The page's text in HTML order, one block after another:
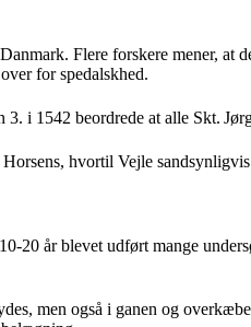
Flere forskere mener,
for spedalskhed.
i 1542 beordrede at alle Skt.
hvortil Vejle sandsynligvis
20 år blevet udført mange
men også i ganen og